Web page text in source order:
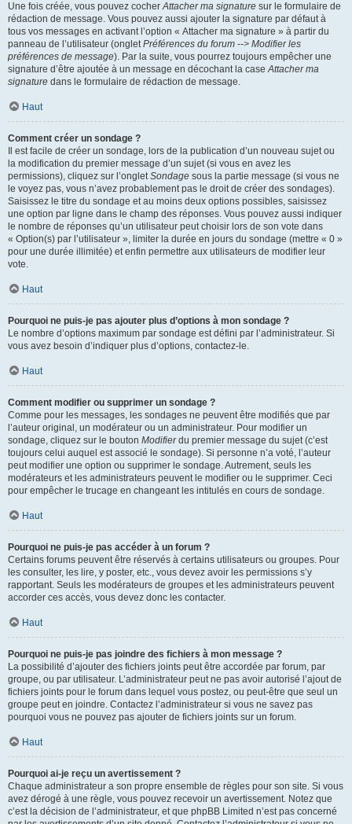
Une fois créée, vous pouvez cocherAttacher ma signature sur le formulaire de
rédaction de message. Vous pouvez aussi ajouter la signature par défaut à
tous vos messages en activant l’option « Attacher ma signature » à partir du
panneau de l’utilisateur (ongletPréférences du forum --> Modifier les
préférences de message). Par la suite, vous pourrez toujours empêcher une
signature d’être ajoutée à un message en décochant la caseAttacher ma
signature dans le formulaire de rédaction de message.
Haut
Comment créer un sondage ?
Il est facile de créer un sondage, lors de la publication d’un nouveau sujet ou
la modification du premier message d’un sujet (si vous en avez les
permissions), cliquez sur l’ongletSondage sous la partie message (si vous ne
le voyez pas, vous n’avez probablement pas le droit de créer des sondages).
Saisissez le titre du sondage et au moins deux options possibles, saisissez
une option par ligne dans le champ des réponses. Vous pouvez aussi indiquer
le nombre de réponses qu’un utilisateur peut choisir lors de son vote dans
« Option(s) par l’utilisateur », limiter la durée en jours du sondage (mettre « 0 »
pour une durée illimitée) et enfin permettre aux utilisateurs de modifier leur
vote.
Haut
Pourquoi ne puis-je pas ajouter plus d’options à mon sondage ?
Le nombre d’options maximum par sondage est défini par l’administrateur. Si
vous avez besoin d’indiquer plus d’options, contactez-le.
Haut
Comment modifier ou supprimer un sondage ?
Comme pour les messages, les sondages ne peuvent être modifiés que par
l’auteur original, un modérateur ou un administrateur. Pour modifier un
sondage, cliquez sur le bouton Modifierdu premier message du sujet (c’est
toujours celui auquel est associé le sondage). Si personne n’a voté, l’auteur
peut modifier une option ou supprimer le sondage. Autrement, seuls les
modérateurs et les administrateurs peuvent le modifier ou le supprimer. Ceci
pour empêcher le trucage en changeant les intitulés en cours de sondage.
Haut
Pourquoi ne puis-je pas accéder à un forum ?
Certains forums peuvent être réservés à certains utilisateurs ou groupes. Pour
les consulter, les lire, y poster, etc., vous devez avoir les permissions s’y
rapportant. Seuls les modérateurs de groupes et les administrateurs peuvent
accorder ces accès, vous devez donc les contacter.
Haut
Pourquoi ne puis-je pas joindre des fichiers à mon message ?
La possibilité d’ajouter des fichiers joints peut être accordée par forum, par
groupe, ou par utilisateur. L’administrateur peut ne pas avoir autorisé l’ajout de
fichiers joints pour le forum dans lequel vous postez, ou peut-être que seul un
groupe peut en joindre. Contactez l’administrateur si vous ne savez pas
pourquoi vous ne pouvez pas ajouter de fichiers joints sur un forum.
Haut
Pourquoi ai-je reçu un avertissement ?
Chaque administrateur a son propre ensemble de règles pour son site. Si vous
avez dérogé à une règle, vous pouvez recevoir un avertissement. Notez que
c’est la décision de l’administrateur, et que phpBB Limited n’est pas concerné